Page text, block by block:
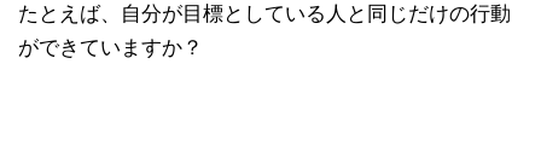
たとえば、自分が目標としている人と同じだけの行動
ができていますか？